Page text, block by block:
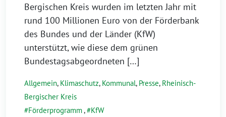
Bergischen Kreis wurden im letzten Jahr mit
rund 100 Millionen Euro von der Förderbank
des Bundes und der Länder (KfW)
unterstützt, wie diese dem grünen
Bundestagsabgeordneten […]
Allgemein, Klimaschutz, Kommunal, Presse, Rheinisch-
Bergischer Kreis
Förderprogramm, KfW